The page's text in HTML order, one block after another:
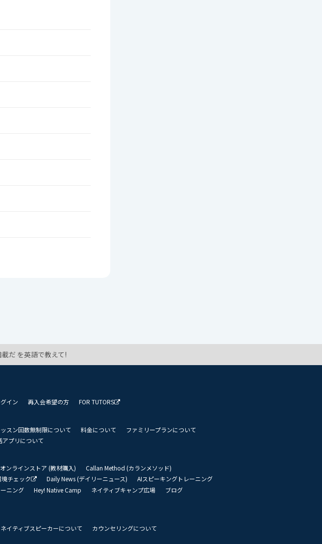
だ を英語で教えて!
イン 再入会希望の方 FOR TUTORS
ッスン回数無制限について 料金について
ファミリープランについて
アプリについて
オンラインストア (教材購入)
Callan Method (カランメソッド)
境チェック Daily News (デイリーニュース)
AIスピーキングトレーニング
ニング Hey! Native Camp ネイティブキャンプ広場
ブログ
ネイティブスピーカーについて
カウンセリングについて